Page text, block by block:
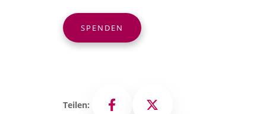
SPENDEN
Teilen: Facebook X